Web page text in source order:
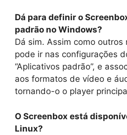
Dá para definir o
padrão no Windows?
Dá sim. Assim como outros
pode ir nas configurações
“Aplicativos padrão”, e
aos formatos de vídeo e
tornando-o o player
O Screenbox está
Linux?